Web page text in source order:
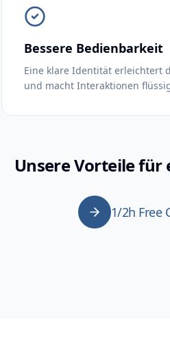
Bessere Bedienbarkeit
Eine klare Identität erleichtert
und macht Interaktionen
Unsere Vorteile für
1/2h Free